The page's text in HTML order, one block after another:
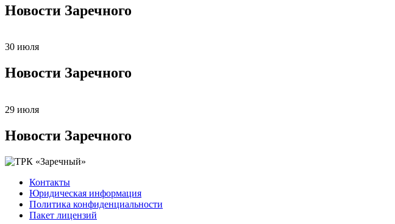
Новости Заречного
30 июля
Новости Заречного
29 июля
Новости Заречного
Контакты
Юридическая информация
Политика конфиденциальности
Пакет лицензий